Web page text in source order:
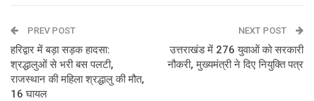
PREV POST
हरिद्वार में बड़ा सड़क हादसा:
श्रद्धालुओं से भरी बस पलटी,
राजस्थान की महिला श्रद्धालु की मौत,
16 घायल
NEXT POST
उत्तराखंड में 276 युवाओं को सरकारी
नौकरी, मुख्यमंत्री ने दिए नियुक्ति पत्र